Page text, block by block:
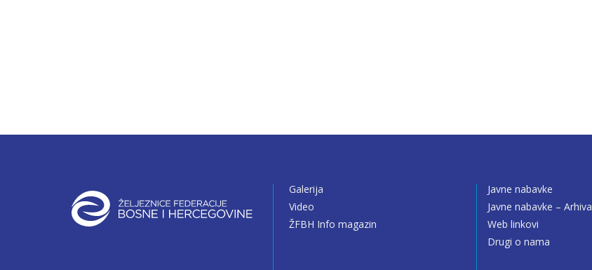
Galerija
Video
ŽFBH Info magazin
Javne nabavke
Javne nabavke – Arhiva
Web linkovi
Drugi o nama